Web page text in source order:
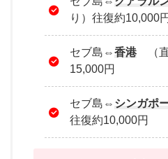
り）往復約10,000円
セブ島⇔香港（直
15,000円
セブ島⇔ シンガポ
往復約10,000円